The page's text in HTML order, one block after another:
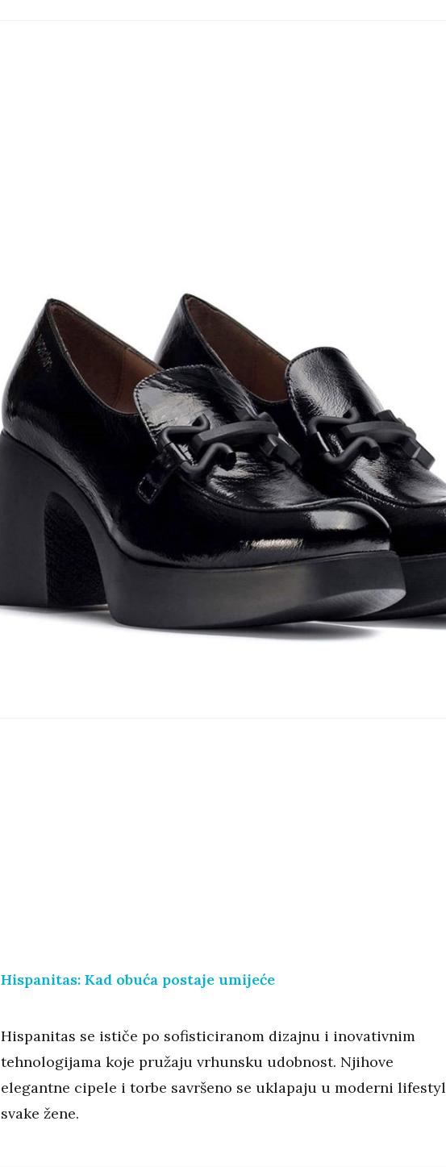
Hispanitas: Kad obuća postaje umijeće
Hispanitas se ističe po sofisticiranom dizajnu i inovativnim
tehnologijama koje pružaju vrhunsku udobnost. Njihove
elegantne cipele i torbe savršeno se uklapaju u moderni
svake žene.